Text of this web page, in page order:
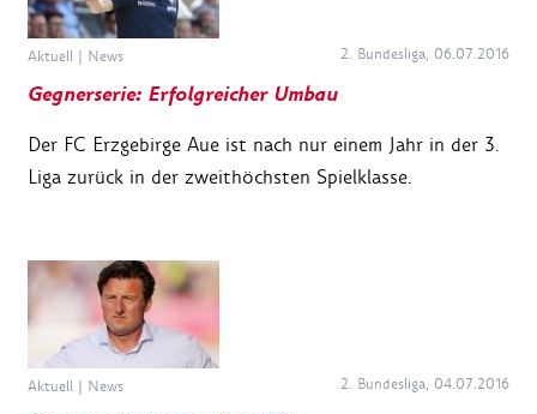
Aktuell | News 2. Bundesliga, 06.07.2016
Gegnerserie: Erfolgreicher Umbau
Der FC Erzgebirge Aue ist nach nur einem Jahr in der 3.
Liga zurück in der zweithöchsten Spielklasse.
Aktuell | News 2. Bundesliga, 04.07.2016